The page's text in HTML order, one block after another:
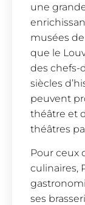
une
musées
que le
des chefs-
siècles
peuvent
théâtre et
théâtres
Pour ceux
culinaires,
ses